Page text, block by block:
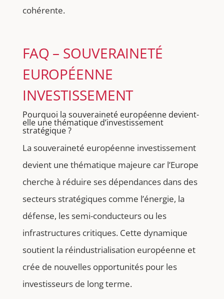
cohérente.
FAQ – SOUVERAINETÉ
EUROPÉENNE
INVESTISSEMENT
Pourquoi la souveraineté européenne devient-
elle une thématique d’investissement
stratégique ?
La souveraineté européenne investissement
devient une thématique majeure car l’Europe
cherche à réduire ses dépendances dans des
secteurs stratégiques comme l’énergie, la
défense, les semi-conducteurs ou les
infrastructures critiques. Cette dynamique
soutient la réindustrialisation européenne et
crée de nouvelles opportunités pour les
investisseurs de long terme.